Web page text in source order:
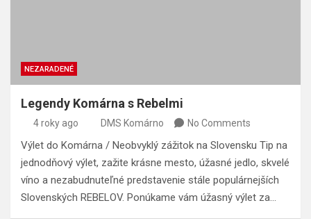
NEZARADENÉ
Legendy Komárna s Rebelmi
4 roky ago DMS Komárno No Comments
Výlet do Komárna / Neobvyklý zážitok na Slovensku Tip na
jednodňový výlet, zažite krásne mesto, úžasné jedlo, skvelé
víno a nezabudnuteľné predstavenie stále populárnejších
Slovenských REBELOV. Ponúkame vám úžasný výlet za…